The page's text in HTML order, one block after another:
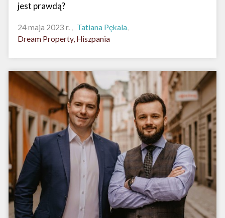
jest prawdą?
24 maja 2023 r.
Tatiana Pękala
Dream Property, Hiszpania